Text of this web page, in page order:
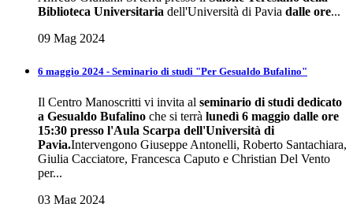
Biblioteca Universitaria dell'Università di Pavia dalle ore...
09 Mag 2024
6 maggio 2024 - Seminario di studi "Per Gesualdo Bufalino"
Il Centro Manoscritti vi invita al seminario di studi dedicato
a Gesualdo Bufalino che si terrà lunedì 6 maggio dalle ore
15:30 presso l'Aula Scarpa dell'Università di
Pavia.Intervengono Giuseppe Antonelli, Roberto Santachiara,
Giulia Cacciatore, Francesca Caputo e Christian Del Vento
per...
03 Mag 2024